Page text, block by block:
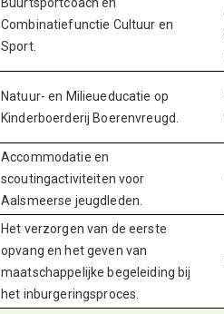
Combinatiefunctie Cultuur en
Sport.
Natuur- en Milieueducatie op
Kinderboerderij Boerenvreugd.
Accommodatie en
scoutingactiviteiten voor
Aalsmeerse jeugdleden.
Het verzorgen van de eerste
opvang en het geven van
maatschappelijke begeleiding bij
het inburgeringsproces.